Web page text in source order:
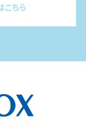
こちら